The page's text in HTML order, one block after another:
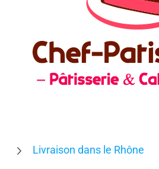
Livraison dans le Rhône